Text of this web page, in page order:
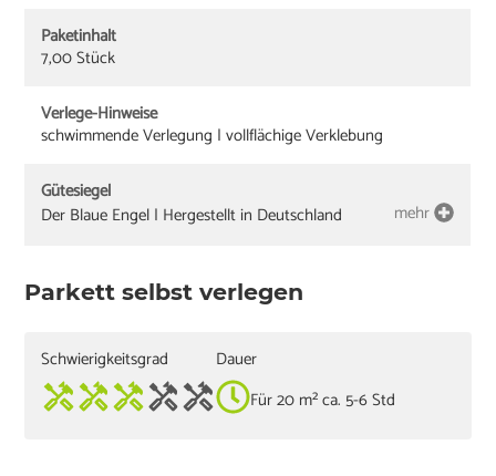
Paketinhalt
7,00 Stück
Verlege-Hinweise
schwimmende Verlegung | vollflächige Verklebung
Gütesiegel
Der Blaue Engel | Hergestellt in Deutschland
mehr
Parkett selbst verlegen
Schwierigkeitsgrad
Dauer
Für 20 m² ca. 5-6 Std